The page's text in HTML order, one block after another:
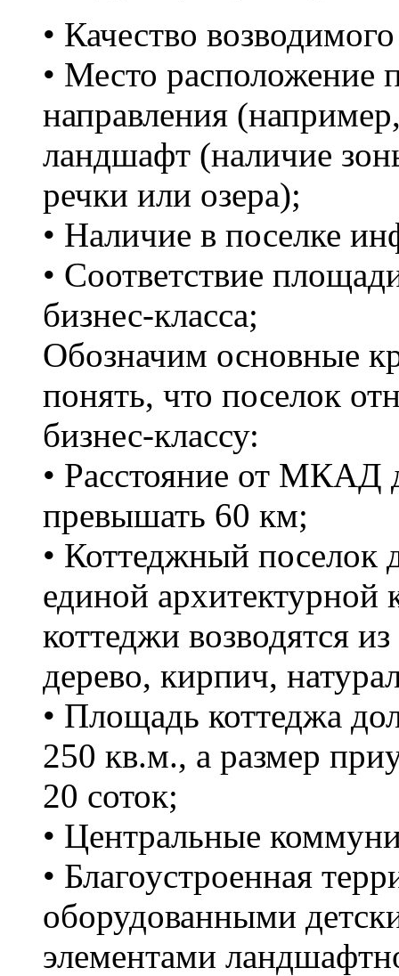
• Качество
• Место расположение
направления
ландшафт (наличие
речки или озера);
• Наличие в поселке
• Соответствие
бизнес-класса;
Обозначим основные
понять, что поселок
бизнес-классу:
• Расстояние от МКАД
превышать 60 км;
• Коттеджный поселок
единой архитектурной
коттеджи возводятся
дерево, кирпич,
• Площадь коттеджа
250 кв.м., а размер
20 соток;
• Центральные
• Благоустроенная
оборудованными
элементами